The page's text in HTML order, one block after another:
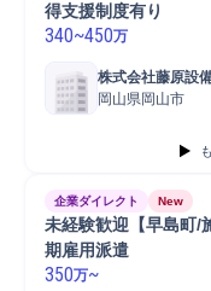
得支援制度有り
340~450万
株式会社藤原設
岡山県岡山市
企業ダイレクト New
未経験歓迎【早島町/
期雇用派遣
350万~